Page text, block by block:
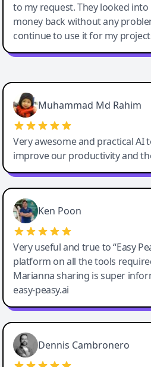
to my request. They looked
money back without any
continue to use it for my
Easy-Peasy AI
Muhammad Md Rahim
Very awesome and practical AI
improve our productivity and
Ken Poon
Very useful and true to “Easy
platform on all the tools
Marianna sharing is super
easy-peasy.ai
Dennis Cambronero